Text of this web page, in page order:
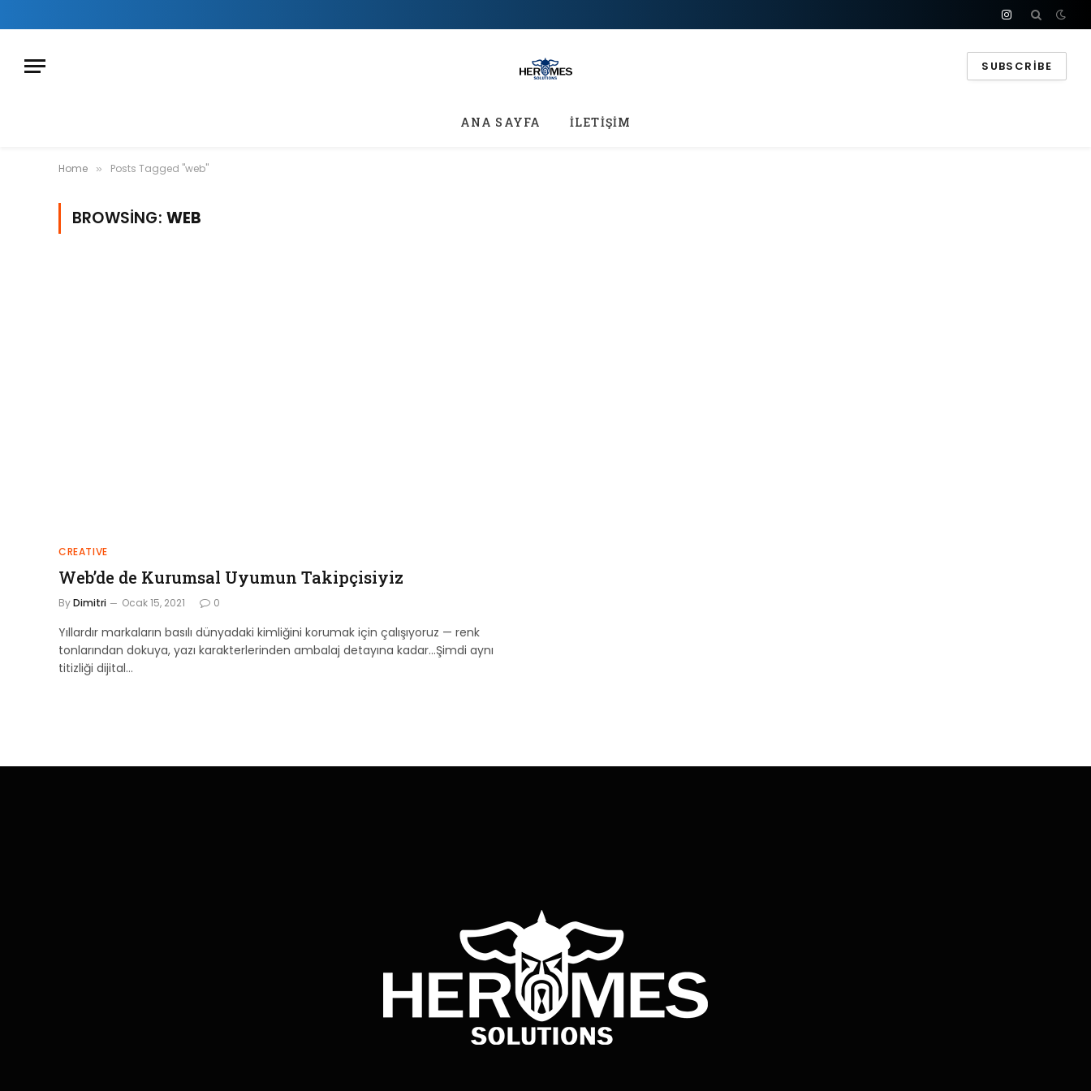
Instagram
SUBSCRIBE
ANA SAYFA İLETİŞİM
Home » Posts Tagged "web"
BROWSING: WEB
CREATIVE
Web’de de Kurumsal Uyumun Takipçisiyiz
ByDimitri Ocak 15, 2021 0
Yıllardır markaların basılı dünyadaki kimliğini korumak için çalışıyoruz — renk
tonlarından dokuya, yazı karakterlerinden ambalaj detayına kadar…Şimdi aynı
titizliği dijital…